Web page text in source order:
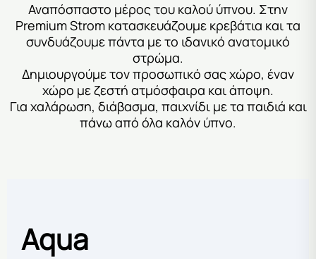
Αναπόσπαστο μέρος του καλού ύπνου. Στην
Premium Strom κατασκευάζουμε κρεβάτια και τα
συνδυάζουμε πάντα με το ιδανικό ανατομικό
στρώμα.
Δημιουργούμε τον προσωπικό σας χώρο, έναν
χώρο με ζεστή ατμόσφαιρα και άποψη.
Για χαλάρωση, διάβασμα, παιχνίδι με τα παιδιά και
πάνω από όλα καλόν ύπνο.
Aqua